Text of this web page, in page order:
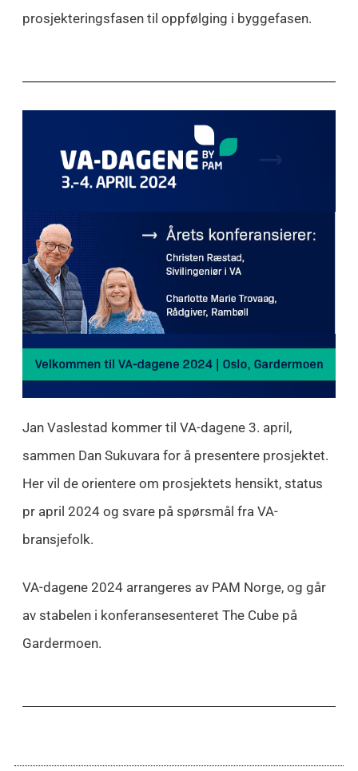
prosjekteringsfasen til oppfølging i byggefasen.
Jan Vaslestad kommer til VA-dagene 3. april,
sammen Dan Sukuvara for å presentere prosjektet.
Her vil de orientere om prosjektets hensikt, status
pr april 2024 og svare på spørsmål fra VA-
bransjefolk.
VA-dagene 2024 arrangeres av PAM Norge, og går
av stabelen i konferansesenteret The Cube på
Gardermoen.